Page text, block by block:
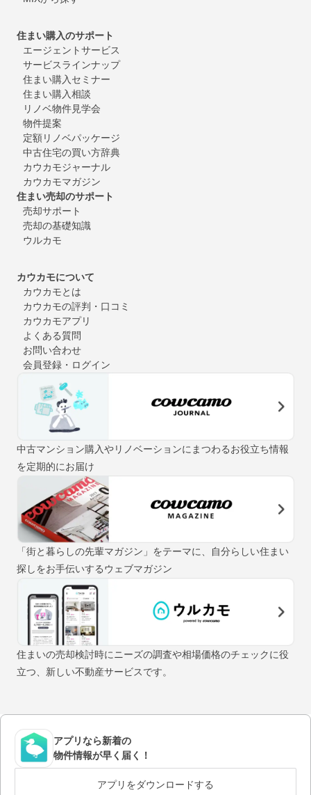
住まい購入のサポート
エージェントサービス
サービスラインナップ
住まい購入セミナー
住まい購入相談
リノベ物件見学会
物件提案
定額リノベパッケージ
中古住宅の買い方辞典
カウカモジャーナル
カウカモマガジン
住まい売却のサポート
売却サポート
売却の基礎知識
ウルカモ
カウカモについて
カウカモとは
カウカモの評判・口コミ
カウカモアプリ
よくある質問
お問い合わせ
会員登録・ログイン
中古マンション購入やリノベーションにまつわるお役立ち情報
を定期的にお届け
「街と暮らしの先輩マガジン」をテーマに、自分らしい住まい
探しをお手伝いするウェブマガジン
住まいの売却検討時にニーズの調査や相場価格のチェックに役
立つ、新しい不動産サービスです。
アプリなら新着の
物件情報が早く届く！
アプリをダウンロードする